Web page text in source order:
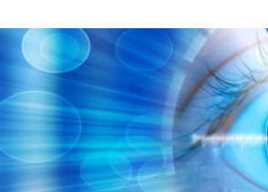
to
contentvinivida.lk